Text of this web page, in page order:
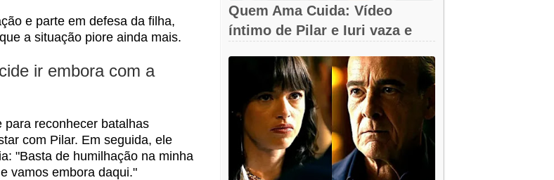
e parte em defesa da filha,
a situação piore ainda mais.
ir embora com a
para reconhecer batalhas
com Pilar. Em seguida, ele
"Basta de humilhação na minha
vamos embora daqui."
Quem Ama Cuida: Vídeo
íntimo de Pilar e Iuri vaza e